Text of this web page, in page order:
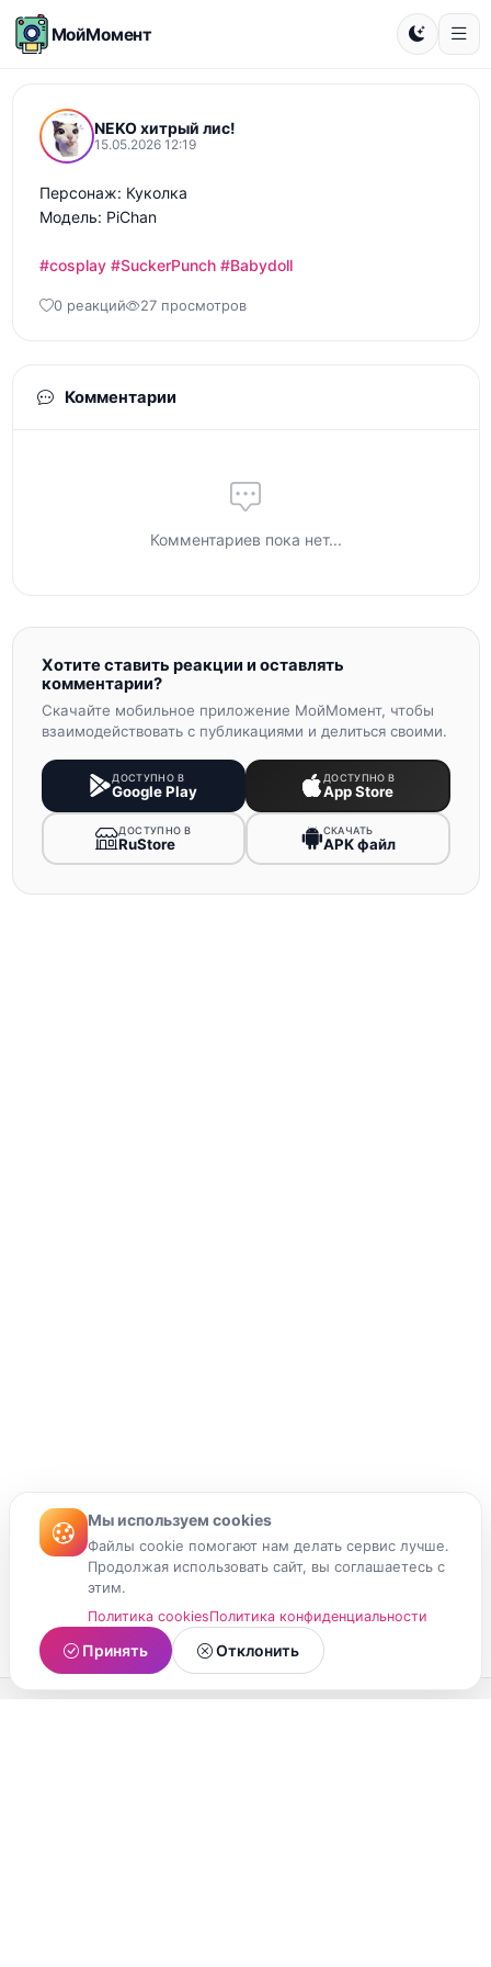
МойМомент
NEKO хитрый лис!
15.05.2026 12:19
Персонаж: Куколка
Модель: PiChan
#cosplay #SuckerPunch #Babydoll
0 реакций 27 просмотров
Комментарии
Комментариев пока нет...
Хотите ставить реакции и оставлять
комментарии?
Скачайте мобильное приложение МойМомент, чтобы
взаимодействовать с публикациями и делиться своими.
ДОСТУПНО В
Google Play
ДОСТУПНО В
App Store
ДОСТУПНО В
RuStore
СКАЧАТЬ
APK файл
Мы используем cookies
Файлы cookie помогают нам делать сервис лучше.
Продолжая использовать сайт, вы соглашаетесь с
этим.
Политика cookiesПолитика конфиденциальности
Принять Отклонить